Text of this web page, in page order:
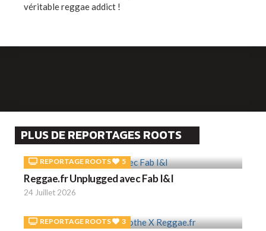
véritable reggae addict !
PLUS DE REPORTAGES ROOTS
REPORTAGE ROOTS 5
Reggae.fr Unplugged avec Fab I&I
24 Juillet 2026
REPORTAGE ROOTS 3